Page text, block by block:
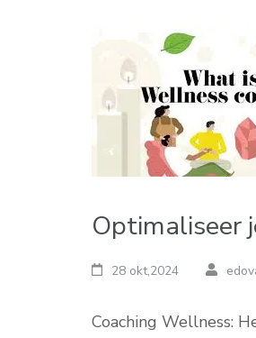
Optimaliseer
28 okt,2024
Coaching Wellness: